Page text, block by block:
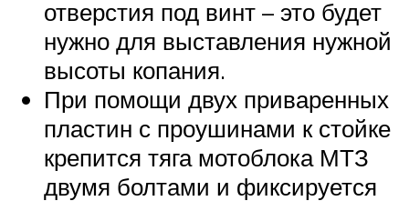
отверстия под винт – это будет
нужно для выставления нужной
высоты копания.
При помощи двух приваренных
пластин с проушинами к стойке
крепится тяга мотоблока МТЗ
двумя болтами и фиксируется